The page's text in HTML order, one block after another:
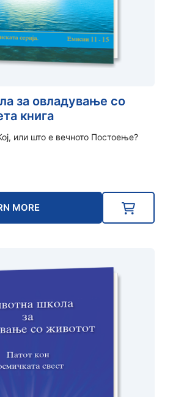
за овладување со
книга
или што е вечното Постоење?
MORE